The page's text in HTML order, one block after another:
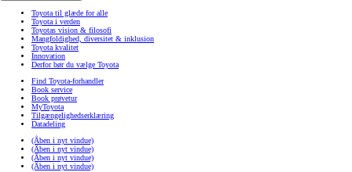
Toyota til glæde for alle
Toyota i verden
Toyotas vision & filosofi
Mangfoldighed, diversitet & inklusion
Toyota kvalitet
Innovation
Derfor bør du vælge Toyota
Find Toyota-forhandler
Book service
Book prøvetur
MyToyota
Tilgængelighedserklæring
Datadeling
(Åben i nyt vindue)
(Åben i nyt vindue)
(Åben i nyt vindue)
(Åben i nyt vindue)